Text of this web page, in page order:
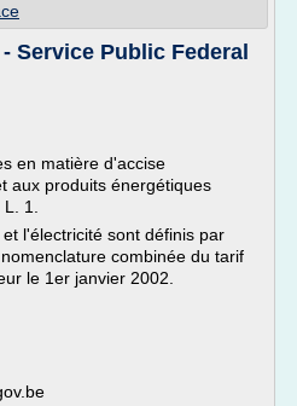
Service Public Federal
en matière d'accise
aux produits énergétiques
1.
l'électricité sont définis par
combinée du tarif
le 1er janvier 2002.